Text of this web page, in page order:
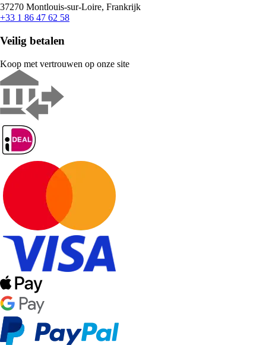
37270 Montlouis-sur-Loire, Frankrijk
+33 1 86 47 62 58
Veilig betalen
Koop met vertrouwen op onze site